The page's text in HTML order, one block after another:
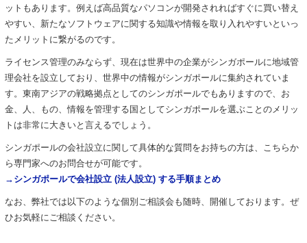
ットもあります。例えば高品質なパソコンが開発されればすぐに買い替え
やすい、新たなソフトウェアに関する知識や情報を取り入れやすいといっ
たメリットに繋がるのです。
ライセンス管理のみならず、現在は世界中の企業がシンガポールに地域管
理会社を設立しており、世界中の情報がシンガポールに集約されていま
す。東南アジアの戦略拠点としてのシンガポールでもありますので、お
金、人、もの、情報を管理する国としてシンガポールを選ぶことのメリッ
トは非常に大きいと言えるでしょう。
シンガポールの会社設立に関して具体的な質問をお持ちの方は、こちらか
ら専門家へのお問合せが可能です。
→ シンガポールで会社設立(法人設立) する手順まとめ
なお、弊社では以下のような個別ご相談会も随時、開催しております。ぜ
ひお気軽にご相談ください。